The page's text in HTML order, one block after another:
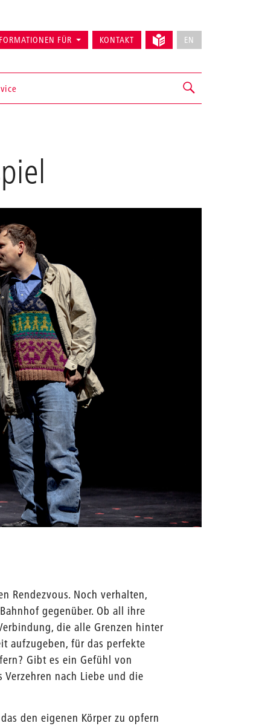
FÜR KONTAKT EN
Rendezvous. Noch verhalten,
gegenüber. Ob all ihre
die alle Grenzen hinter
aufzugeben, für das perfekte
Gibt es ein Gefühl von
nach Liebe und die
den eigenen Körper zu opfern